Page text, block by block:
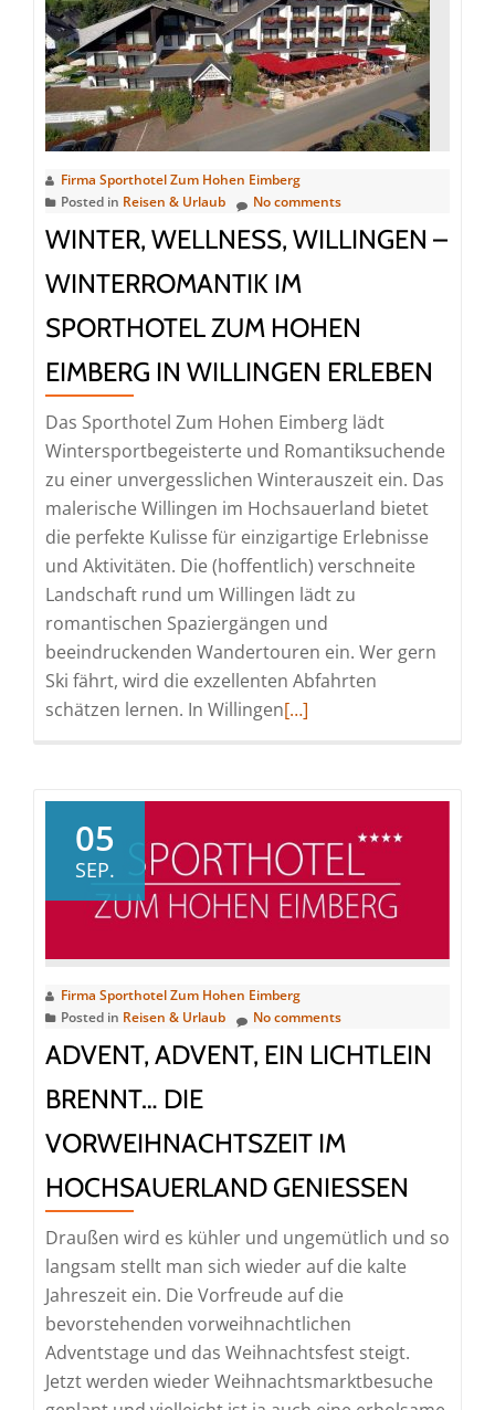
alle
aus
dem
Haus
–
Willingen
Firma Sporthotel Zum Hohen Eimberg
Posted in Reisen & Urlaub No comments
WINTER, WELLNESS, WILLINGEN –
WINTERROMANTIK IM
SPORTHOTEL ZUM HOHEN
EIMBERG IN WILLINGEN ERLEBEN
Das Sporthotel Zum Hohen Eimberg lädt
Wintersportbegeisterte und Romantiksuchende
zu einer unvergesslichen Winterauszeit ein. Das
malerische Willingen im Hochsauerland bietet
die perfekte Kulisse für einzigartige Erlebnisse
und Aktivitäten. Die (hoffentlich) verschneite
Landschaft rund um Willingen lädt zu
romantischen Spaziergängen und
beeindruckenden Wandertouren ein. Wer gern
Ski fährt, wird die exzellenten Abfahrten
schätzen lernen. In WillingenRead
Willingen
–
Winterromantik
Sporthotel
Zum
Hohen
Eimberg
erleben
[…]
05
SEP.
Firma Sporthotel Zum Hohen Eimberg
Posted in Reisen & Urlaub No comments
ADVENT, ADVENT, EIN LICHTLEIN
BRENNT… DIE
VORWEIHNACHTSZEIT IM
HOCHSAUERLAND GENIESSEN
Draußen wird es kühler und ungemütlich und so
langsam stellt man sich wieder auf die kalte
Jahreszeit ein. Die Vorfreude auf die
bevorstehenden vorweihnachtlichen
Adventstage und das Weihnachtsfest steigt.
Jetzt werden wieder Weihnachtsmarktbesuche